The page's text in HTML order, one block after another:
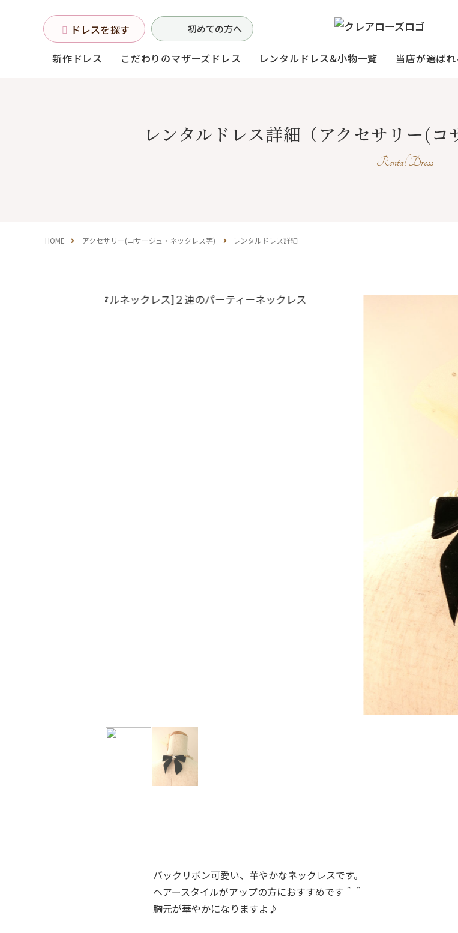
ドレスを探す 初めての方へ
新作ドレス こだわりのマザーズドレス レンタルドレス&小物一覧
お母様フォーマルドレス
(マザーズドレス)
フォーマルドレス
(40～50代の方向け)
当店が選ば
[宅
試着
オーダードレス
レンタルドレス詳細 （アクセサリー(コ
Rental Dress
HOME アクセサリー(コサージュ・ネックレス等) レンタルドレス詳細
t
バックリボン可愛い、華やかなネックレスです。
ヘアースタイルがアップの方におすすめです＾＾
胸元が華やかになりますよ♪